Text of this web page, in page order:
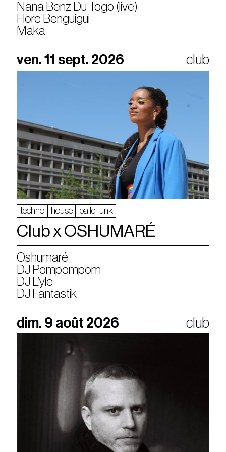
Nana Benz Du Togo (live)
Flore Benguigui
Maka
ven. 11 sept. 2026 club
techno house baile funk
Club x OSHUMARÉ
Oshumaré
DJ Pompompom
DJ L’yle
DJ Fantastik
dim. 9 août 2026 club